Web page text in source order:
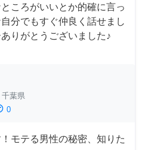
ころがいいとか的確に言っ
分でもすぐ仲良く話せまし
りがとうございました♪
千葉県
0
モテる男性の秘密、知りた